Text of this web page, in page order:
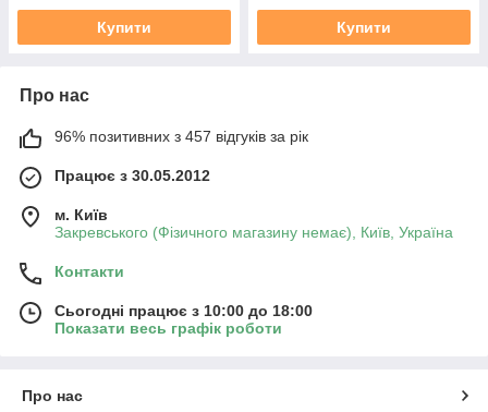
Купити Купити
Про нас
96% позитивних з 457 відгуків за рік
Працює з 30.05.2012
м. Київ
Закревського (Фізичного магазину немає), Київ, Україна
Контакти
Сьогодні працює з 10:00 до 18:00
Показати весь графік роботи
Про нас